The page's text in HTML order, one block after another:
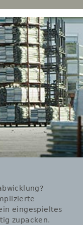
eingespieltes
zupacken.